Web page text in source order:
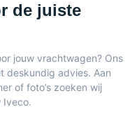
de juiste
jouw vrachtwagen? Ons
deskundig advies. Aan
of foto’s zoeken wij
Iveco.